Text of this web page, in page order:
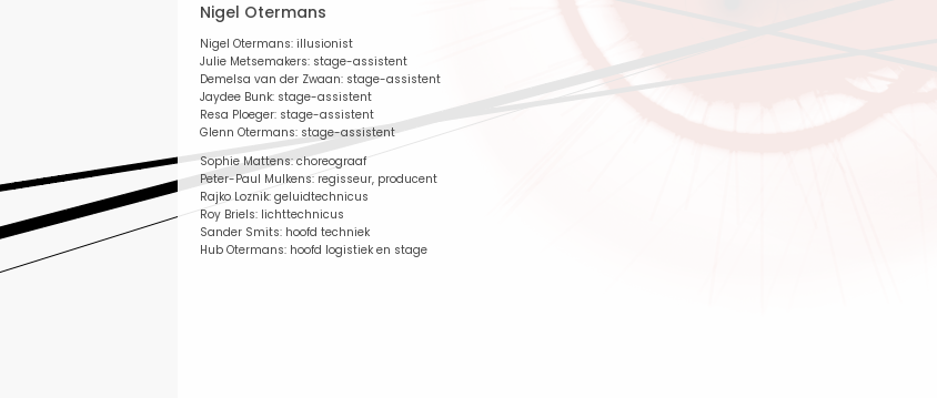
Nigel Otermans
Nigel Otermans: illusionist
Julie Metsemakers: stage-assistent
Demelsa van der Zwaan: stage-assistent
Jaydee Bunk: stage-assistent
Resa Ploeger: stage-assistent
Glenn Otermans: stage-assistent
Sophie Mattens: choreograaf
Peter-Paul Mulkens: regisseur, producent
Rajko Loznik: geluidtechnicus
Roy Briels: lichttechnicus
Sander Smits: hoofd techniek
Hub Otermans: hoofd logistiek en stage